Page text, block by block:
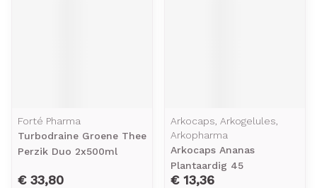
Forté Pharma
Turbodraine Groene Thee
Perzik Duo 2x500ml
€ 33,80
Arkocaps, Arkogelules,
Arkopharma
Arkocaps Ananas
Plantaardig 45
€ 13,36